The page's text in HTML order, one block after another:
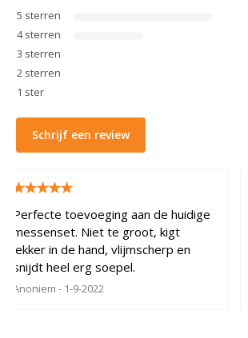
5 sterren
4 sterren
3 sterren
2 sterren
1 ster
Schrijf een review
Perfecte toevoeging aan de huidige
messenset. Niet te groot, kigt
lekker in de hand, vlijmscherp en
snijdt heel erg soepel.
Anoniem - 1-9-2022